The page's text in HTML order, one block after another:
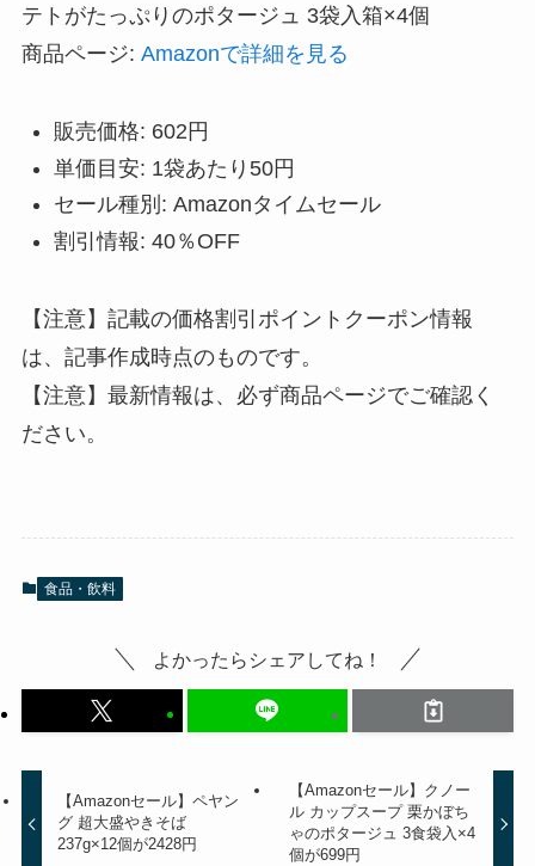
テトがたっぷりのポタージュ 3袋入箱×4個
商品ページ: Amazonで詳細を見る
販売価格: 602円
単価目安: 1袋あたり50円
セール種別: Amazonタイムセール
割引情報: 40％OFF
【注意】記載の価格割引ポイントクーポン情報
は、記事作成時点のものです。
【注意】最新情報は、必ず商品ページでご確認く
ださい。
食品・飲料
よかったらシェアしてね！
【Amazonセール】ペヤン
グ 超大盛やきそば
237g×12個が2428円
【Amazonセール】クノー
ル カップスープ 栗かぼち
ゃのポタージュ 3食袋入×4
個が699円